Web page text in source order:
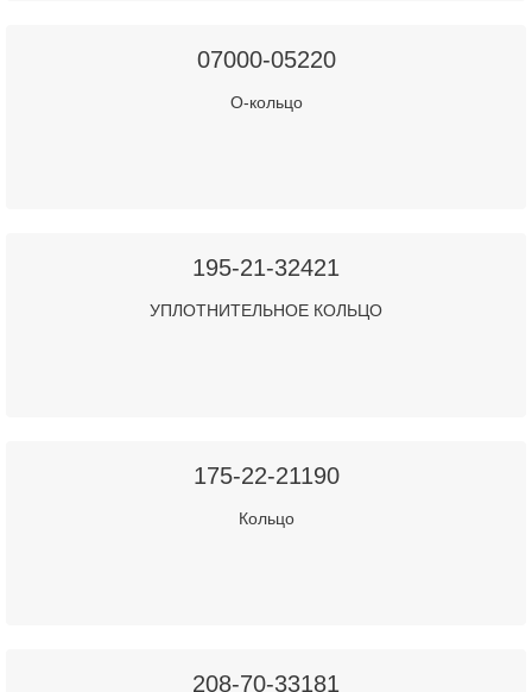
07000-05220
О-кольцо
195-21-32421
УПЛОТНИТЕЛЬНОЕ КОЛЬЦО
175-22-21190
Кольцо
208-70-33181